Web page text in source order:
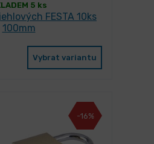
5 ks
FESTA 10ks
100mm
Vybrat variantu
-16%